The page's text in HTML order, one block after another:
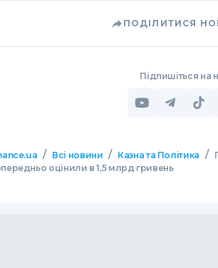
ПОДІЛИТИСЯ
Підпишіться на
/ Всі новини / Казна та Політика /
оцінили в 1,5 млрд гривень